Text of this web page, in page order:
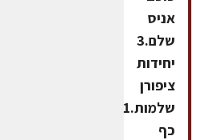
אניס
שלם.3
יחידות
ציפורן
שלמות.1
כף